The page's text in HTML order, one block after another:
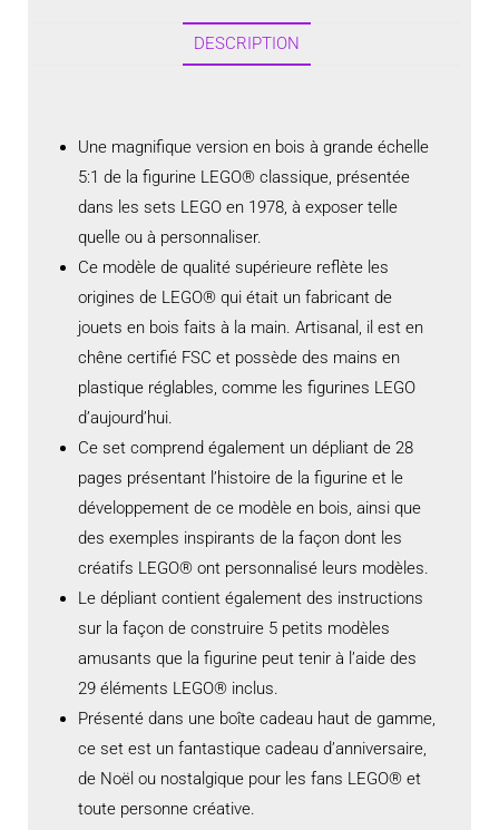
DESCRIPTION
Une magnifique version en bois à grande échelle
5:1 de la figurine LEGO® classique, présentée
dans les sets LEGO en 1978, à exposer telle
quelle ou à personnaliser.
Ce modèle de qualité supérieure reflète les
origines de LEGO® qui était un fabricant de
jouets en bois faits à la main. Artisanal, il est en
chêne certifié FSC et possède des mains en
plastique réglables, comme les figurines LEGO
d’aujourd’hui.
Ce set comprend également un dépliant de 28
pages présentant l’histoire de la figurine et le
développement de ce modèle en bois, ainsi que
des exemples inspirants de la façon dont les
créatifs LEGO® ont personnalisé leurs modèles.
Le dépliant contient également des instructions
sur la façon de construire 5 petits modèles
amusants que la figurine peut tenir à l’aide des
29 éléments LEGO® inclus.
Présenté dans une boîte cadeau haut de gamme,
ce set est un fantastique cadeau d’anniversaire,
de Noël ou nostalgique pour les fans LEGO® et
toute personne créative.